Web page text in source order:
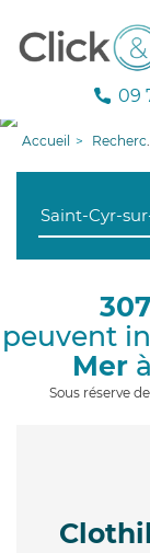
09
Accueil Recherche aide à domicile
peuvent
Mer
Sous réserve